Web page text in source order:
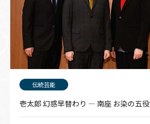
壱太郎 幻惑早替わり ― 南座 お染の五役